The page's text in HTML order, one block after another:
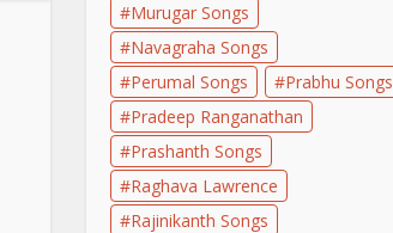
Murugar Songs
Navagraha Songs
Perumal Songs
Prabhu Songs
Pradeep Ranganathan
Prashanth Songs
Raghava Lawrence
Rajinikanth Songs